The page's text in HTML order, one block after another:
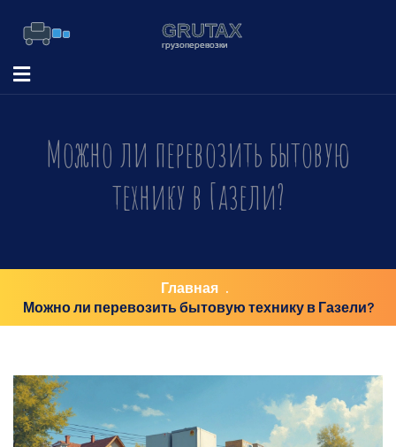
Можно ли перевозить бытовую
технику в Газели?
Главная
Можно ли перевозить бытовую технику в Газели?